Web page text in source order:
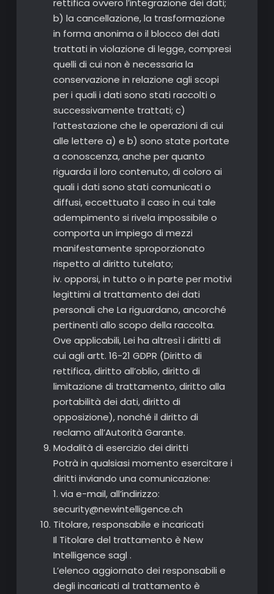
rettifica ovvero l’integrazione dei dati;
b) la cancellazione, la trasformazione
in forma anonima o il blocco dei dati
trattati in violazione di legge, compresi
quelli di cui non è necessaria la
conservazione in relazione agli scopi
per i quali i dati sono stati raccolti o
successivamente trattati; c)
l’attestazione che le operazioni di cui
alle lettere a) e b) sono state portate
a conoscenza, anche per quanto
riguarda il loro contenuto, di coloro ai
quali i dati sono stati comunicati o
diffusi, eccettuato il caso in cui tale
adempimento si rivela impossibile o
comporta un impiego di mezzi
manifestamente sproporzionato
rispetto al diritto tutelato;
iv. opporsi, in tutto o in parte per motivi
legittimi al trattamento dei dati
personali che La riguardano, ancorché
pertinenti allo scopo della raccolta.
Ove applicabili, Lei ha altresì i diritti di
cui agli artt. 16-21 GDPR (Diritto di
rettifica, diritto all’oblio, diritto di
limitazione di trattamento, diritto alla
portabilità dei dati, diritto di
opposizione), nonché il diritto di
reclamo all’Autorità Garante.
Modalità di esercizio dei diritti
Potrà in qualsiasi momento esercitare i
diritti inviando una comunicazione:
1. via e-mail, all’indirizzo:
security@newintelligence.ch
Titolare, responsabile e incaricati
Il Titolare del trattamento è New
Intelligence sagl .
L’elenco aggiornato dei responsabili e
degli incaricati al trattamento è